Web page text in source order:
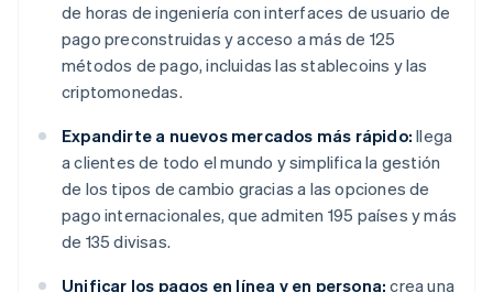
de horas de ingeniería con interfaces de usuario de
pago preconstruidas y acceso a más de 125
métodos de pago, incluidas las stablecoins y las
criptomonedas.
Expandirte a nuevos mercados más rápido: llega
a clientes de todo el mundo y simplifica la gestión
de los tipos de cambio gracias a las opciones de
pago internacionales, que admiten 195 países y más
de 135 divisas.
Unificar los pagos en línea y en persona: crea una